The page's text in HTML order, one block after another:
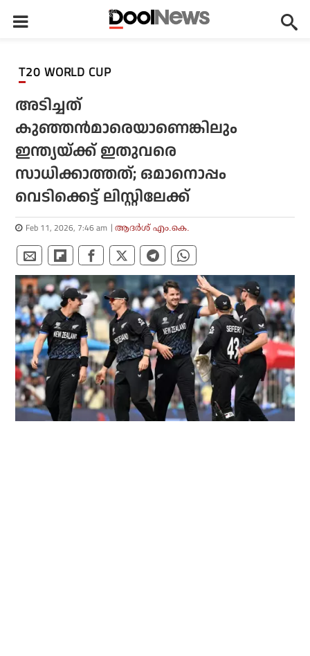
T20 WORLD CUP
അടിച്ചത്
കുഞ്ഞന്‍മാരെയാണെങ്കിലും
ഇന്ത്യയ്ക്ക് ഇതുവരെ
സാധിക്കാത്തത്; ഒമാനൊപ്പം
വെടിക്കെട്ട് ലിസ്റ്റിലേക്ക്
Feb 11, 2026, 7:46 am ആദർശ് എം.കെ.